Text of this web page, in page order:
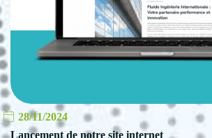
28/11/2024
Lancement de notre site internet